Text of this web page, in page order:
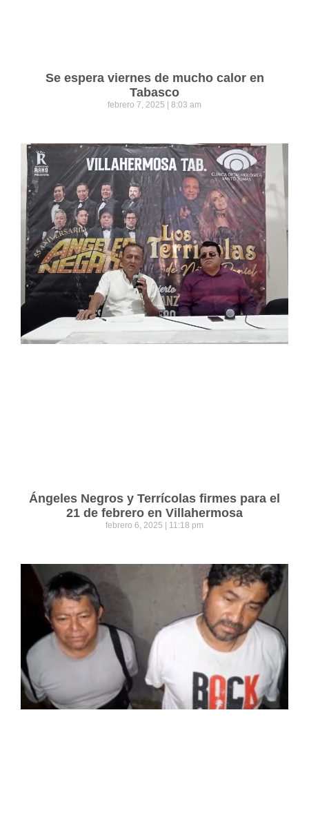
Se espera viernes de mucho calor en
Tabasco
febrero 7, 2025 8:03 am
Ángeles Negros y Terrícolas firmes para el
21 de febrero en Villahermosa
febrero 6, 2025 11:18 pm